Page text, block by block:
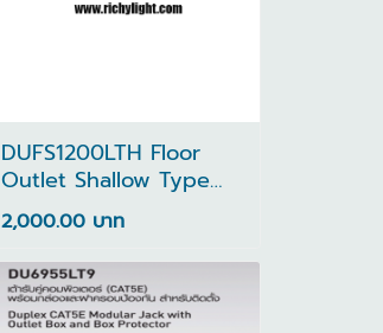
DUFS1200LTH Floor
Outlet Shallow Type
ขนาดกะทัดรัด
2,000.00 บาท